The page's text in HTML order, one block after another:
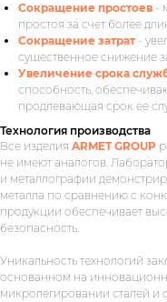
Сокращение простоев -
простоя за счет более
Сокращение затрат -
существенное снижение
Увеличение срока
способность,
продлевающая срок ее
Технология производства
Все изделия ARMET GROUP
не имеют аналогов.
и металлографии
металла по сравнению с
продукции обеспечивает
безопасность.
Уникальность технологий
основанном на
микролегировании сталей и